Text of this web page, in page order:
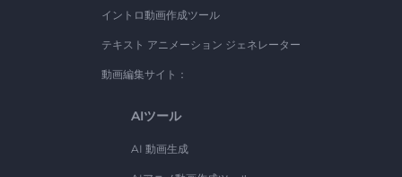
イントロ動画作成ツール
テキスト アニメーション ジェネレーター
動画編集サイト：
AIツール
AI 動画生成